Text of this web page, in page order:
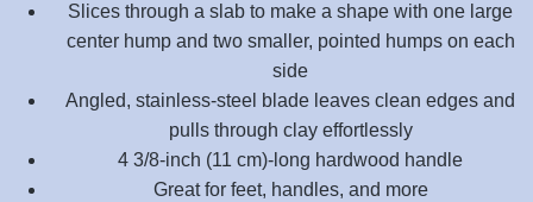
Slices through a slab to make a shape with one large
center hump and two smaller, pointed humps on each
side
Angled, stainless-steel blade leaves clean edges and
pulls through clay effortlessly
4 3/8-inch (11 cm)-long hardwood handle
Great for feet, handles, and more